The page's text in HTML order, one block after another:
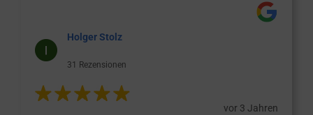
Holger Stolz
31 Rezensionen
vor 3 Jahren